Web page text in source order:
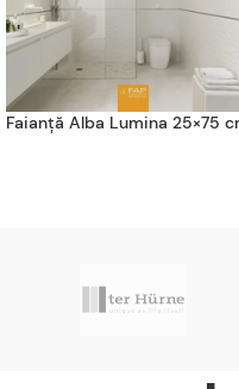
Faianță Alba Lumina 25×75